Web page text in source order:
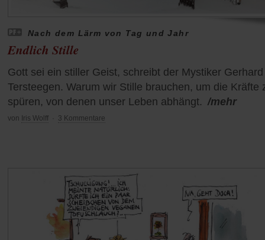
Nach dem Lärm von Tag und Jahr
Endlich Stille
Gott sei ein stiller Geist, schreibt der Mystiker Gerhard
Tersteegen. Warum wir Stille brauchen, um die Kräfte
spüren, von denen unser Leben abhängt. /mehr
von Iris Wolff 3 Kommentare